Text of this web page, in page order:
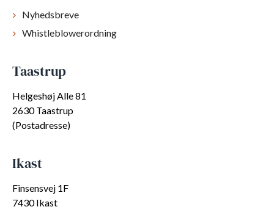
Nyhedsbreve
Whistleblowerordning
Taastrup
Helgeshøj Alle 81
2630 Taastrup
(Postadresse)
Ikast
Finsensvej 1F
7430 Ikast